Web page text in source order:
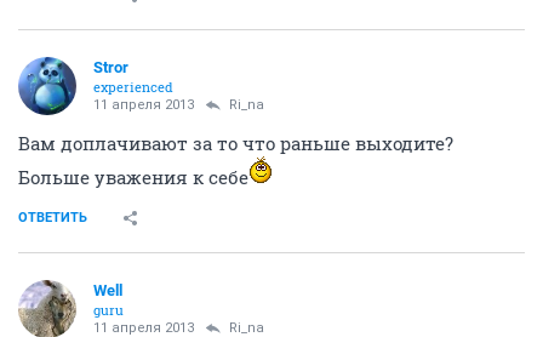
Stror
experienced
11 апреля 2013 Ri_na
Вам доплачивают за то что раньше выходите?
Больше уважения к себе
ОТВЕТИТЬ
Well
guru
11 апреля 2013 Ri_na